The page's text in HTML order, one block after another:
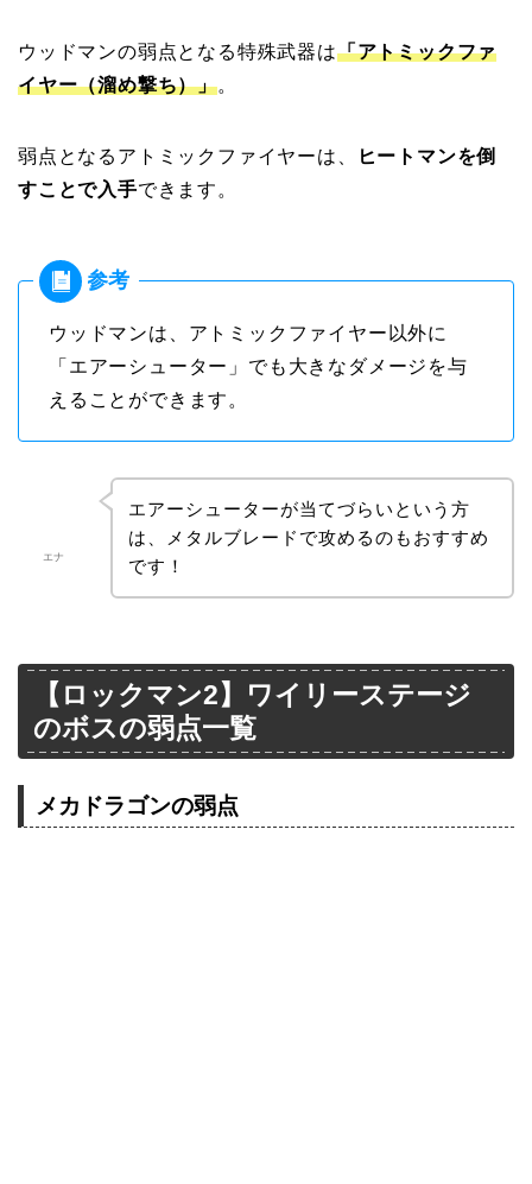
ウッドマンの弱点となる特殊武器は「アトミックファ
イヤー（溜め撃ち）」。
弱点となるアトミックファイヤーは、
ヒートマンを倒
すことで入手できます。
ウッドマンは、アトミックファイヤー以外に
「エアーシューター」でも大きなダメージを与
えることができます。
エナ
エアーシューターが当てづらいという方
は、メタルブレードで攻めるのもおすすめ
です！
【ロックマン2】ワイリーステージ
のボスの弱点一覧
メカドラゴンの弱点